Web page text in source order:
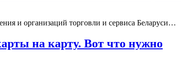
и организаций торговли и сервиса Беларуси…
на карту. Вот что нужно